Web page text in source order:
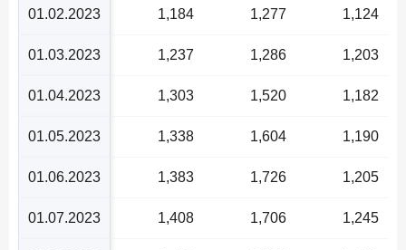
01.02.2023 1,184 1,277 1,124
01.03.2023 1,237 1,286 1,203
01.04.2023 1,303 1,520 1,182
01.05.2023 1,338 1,604 1,190
01.06.2023 1,383 1,726 1,205
01.07.2023 1,408 1,706 1,245